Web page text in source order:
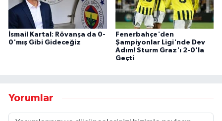
İsmail Kartal: Rövanşa da 0-
0'mış Gibi Gideceğiz
Fenerbahçe'den
Şampiyonlar Ligi'nde Dev
Adım! Sturm Graz'ı 2-0'la
Geçti
Yorumlar